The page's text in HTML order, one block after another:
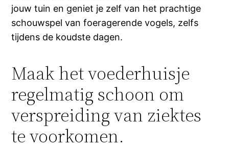
jouw tuin en geniet je zelf van het prachtige
schouwspel van foeragerende vogels, zelfs
tijdens de koudste dagen.
Maak het voederhuisje
regelmatig schoon om
verspreiding van ziektes
te voorkomen.